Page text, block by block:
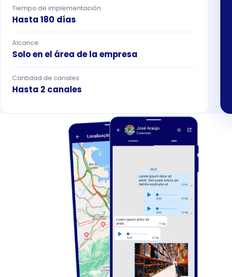
Tiempo de implementación
Hasta 180 días
Alcance
Solo en el área de la empresa
Cantidad de canales
Hasta 2 canales